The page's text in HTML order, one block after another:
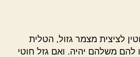
לציצית מצמר גזול, הטלית
להם משלהם יהיה. ואם גזל חוטי